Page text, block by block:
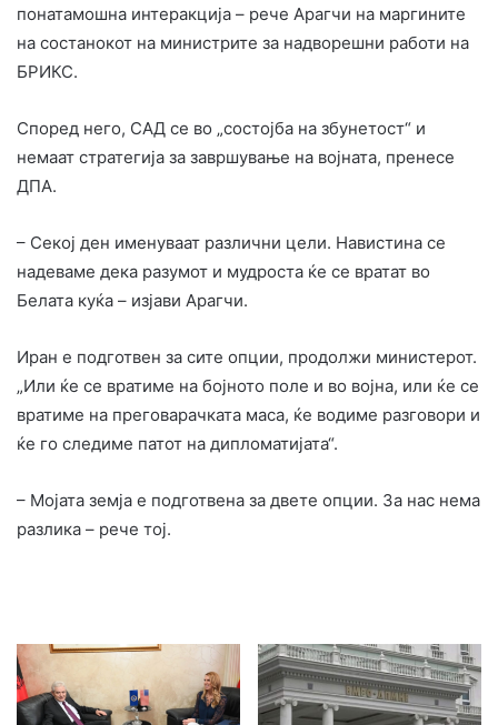
понатамошна интеракција – рече Арагчи на маргините
на состанокот на министрите за надворешни работи на
БРИКС.
Според него, САД се во „состојба на збунетост“ и
немаат стратегија за завршување на војната, пренесе
ДПА.
– Секој ден именуваат различни цели. Навистина се
надеваме дека разумот и мудроста ќе се вратат во
Белата куќа – изјави Арагчи.
Иран е подготвен за сите опции, продолжи министерот.
„Или ќе се вратиме на бојното поле и во војна, или ќе се
вратиме на преговарачката маса, ќе водиме разговори и
ќе го следиме патот на дипломатијата“.
– Мојата земја е подготвена за двете опции. За нас нема
разлика – рече тој.